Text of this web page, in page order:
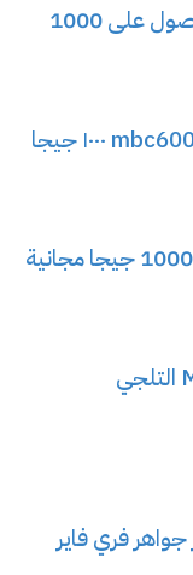
حقيقة mbc600mbc الذي يعدك بالحصول على 1000
حقيقة موقع mbc600 .com أو mbc600.com ١٠٠٠ جيجا
حقيقة موقع mbc600 والحصول على 1000 جيجا مجانية